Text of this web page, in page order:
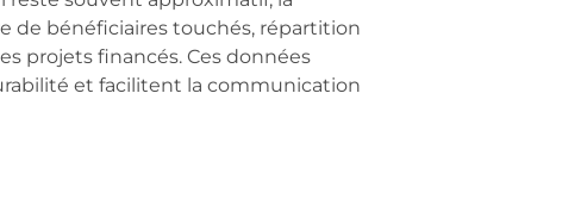
de bénéficiaires touchés, répartition
projets financés. Ces données
et facilitent la communication